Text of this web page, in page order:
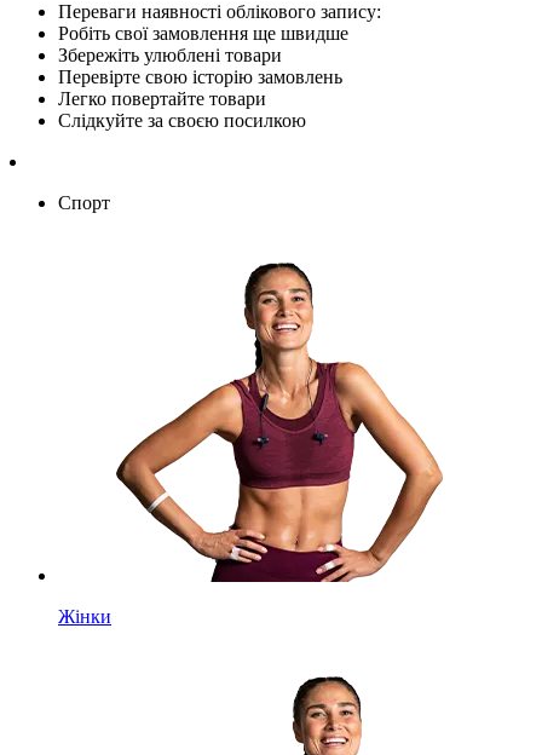
Переваги наявності облікового запису:
Робіть свої замовлення ще швидше
Збережіть улюблені товари
Перевірте свою історію замовлень
Легко повертайте товари
Слідкуйте за своєю посилкою
Спорт
Жінки